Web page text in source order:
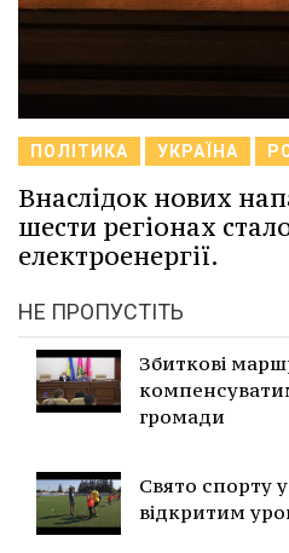
ПОЛІТИКА УКРАЇНА
Внаслідок нових
шести регіонах
електроенергії.
НЕ ПРОПУСТІТЬ
Збиткові
громади
Свято спорту
відкритим